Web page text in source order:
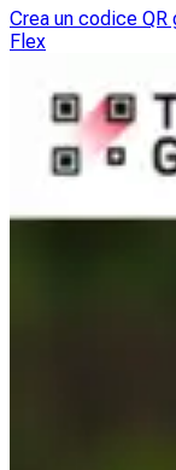
Crea un codice QR
Flex